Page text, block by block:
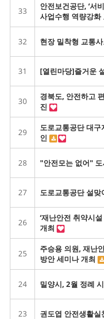
33
안전보건공단, ‘서
사업수행 역량강화
32 현장 밀착형 교통
31 [열린마당]즐거운
30
경북도, 안전하고
진
29
도로교통공단 대
인
28 "안전모는 없어"
27 도로교통공단 설
26
‘재난안전 취약시
개최
25
주승용 의원, 재난
방안 세미나 개최
24 밀양시, 2월 정례
23 권도엽 안전생활실